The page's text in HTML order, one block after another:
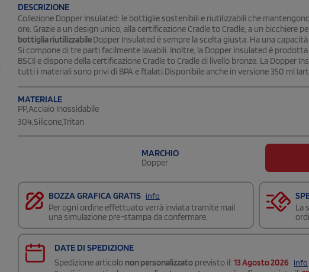
DESCRIZIONE
Collezione Dopper Insulated: le bottiglie sostenibili e riutilizzabili che
ore. Grazie a un design unico, alla certificazione Cradle to Cradle, a un bicchiere
bottiglia riutilizzabileDopper Insulated è sempre la scelta giusta. Ha una
Si compone di tre parti facilmente lavabili. Inoltre, la Dopper Insulated è
BSCI) e dispone della certificazione Cradle to Cradle di livello bronze. La Dopper
tutti i materiali sono privi di BPA e ftalati.Disponibile anche in versione 350 ml
MATERIALE
PP,Acciaio Inossidabile
304,Silicone,Tritan
MARCHIO
Dopper
BOZZA GRAFICA GRATIS info
Per ogni ordine effettuato verrà inviata tramite mail
una simulazione pre-stampa da confermare.
La
DATE DI SPEDIZIONE
Spedizione articolo non personalizzato previsto il: 13 Agosto 2026 info